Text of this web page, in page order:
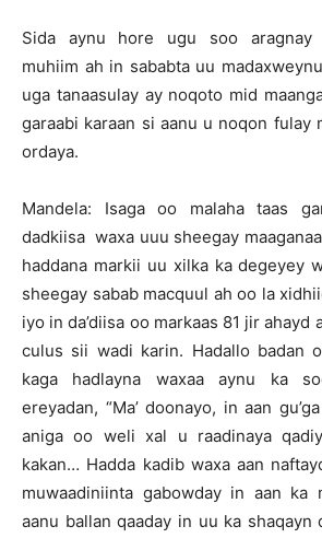
Sida aynu hore ugu soo aragnay
muhiim ah in sababta uu
uga tanaasulay ay noqoto mid
garaabi karaan si aanu u noqon fulay
ordaya.
Mandela: Isaga oo malaha taas
dadkiisa waxa uuu sheegay
haddana markii uu xilka ka degeyey
sheegay sabab macquul ah oo la
iyo in da’diisa oo markaas 81 jir ahayd
culus sii wadi karin. Hadallo badan
kaga hadlayna waxaa aynu ka
ereyadan, “Ma’ doonayo, in aan
aniga oo weli xal u raadinaya
kakan… Hadda kadib waxa aan
muwaadiniinta gabowday in aan ka
aanu ballan qaaday in uu ka shaqayn